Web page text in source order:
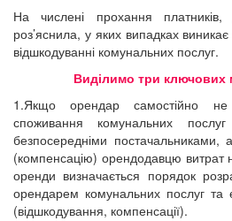
На числені прохання
роз’яснила, у яких випадках
відшкодуванні комунальних послуг.
Виділимо три ключових
1.Якщо орендар самостійно
споживання комунальних
безпосередніми постачальниками,
(компенсацію) орендодавцю витрат
оренди визначається порядок
орендарем комунальних послуг та
(відшкодування, компенсації).